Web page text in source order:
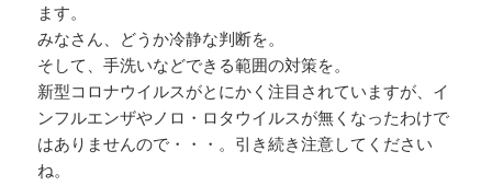
ます。
みなさん、どうか冷静な判断を。
そして、手洗いなどできる範囲の対策を。
新型コロナウイルスがとにかく注目されていますが、イ
ンフルエンザやノロ・ロタウイルスが無くなったわけで
はありませんので・・・。引き続き注意してください
ね。